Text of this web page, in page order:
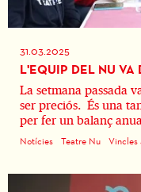
31.03.2025
L'EQUIP DEL NU VA
La setmana passada
ser preciós. És una
per fer un balanç
Notícies Teatre Nu Vincles